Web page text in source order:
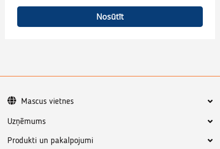
Nosūtīt
Uzņēmums
Produkti un pakalpojumi
Mascus vietnes